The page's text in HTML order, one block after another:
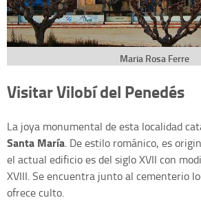
Maria Rosa Ferre
Visitar Vilobí del Penedés
La joya monumental de esta localidad
Santa María. De estilo románico, es
el actual edificio es del siglo XVII con
XVIII. Se encuentra junto al cementerio
ofrece culto.